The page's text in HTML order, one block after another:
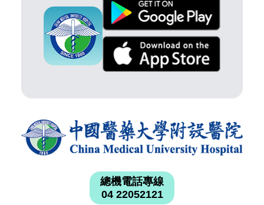
總機電話專線
04 22052121